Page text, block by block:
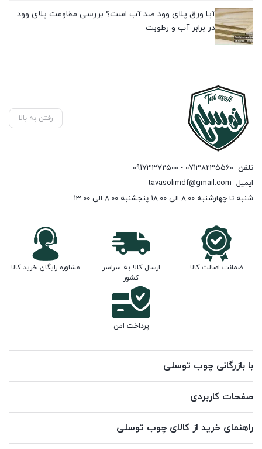
آیا ورق پلای وود ضد آب است؟ بررسی مقاومت پلای وود
در برابر آب و رطوبت
رفتن به بالا
تلفن 07138235560 - 09173372500
ایمیل tavasolimdf@gmail.com
شنبه تا چهارشنبه 8:00 الی 18:00 پنجشنبه 8:00 الی 13:00
ضمانت اصالت کالا
ارسال کالا به سراسر
کشور
مشاوره رایگان خرید کالا
پرداخت امن
با بازرگانی چوب توسلی
صفحات کاربردی
راهنمای خرید از کالای چوب توسلی